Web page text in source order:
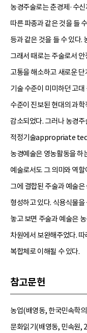
농경주술로는 춘경제·수
따른 파종과 같은 것을 들
등과 같은 것을 들 수 있다.
그래서 때로는 주술로서
고통을 해소하고 새로운
기술 수준이 미미하던 고
수준이 진보된 현대의 과
감소되었다. 그러나 농경
적정기술appropriate
농경예술은 영농활동을 하
예술로서도 그 의미와 역
그에 결합된 주술과 예술
형성하고 있다. 식용식물
놓고 보면 주술과 예술은
차원에서 보완해주었다.
복합체로 이해될 수 있다.
참고문헌
농업(배영동, 한국민속학
문화읽기(배영동, 민속원,